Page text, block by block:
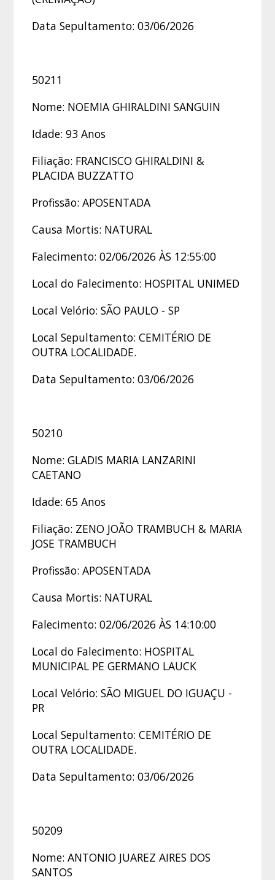
Data Sepultamento: 03/06/2026
50211
Nome: NOEMIA GHIRALDINI SANGUIN
Idade: 93 Anos
Filiação: FRANCISCO GHIRALDINI &
PLACIDA BUZZATTO
Profissão: APOSENTADA
Causa Mortis: NATURAL
Falecimento: 02/06/2026 ÀS 12:55:00
Local do Falecimento: HOSPITAL UNIMED
Local Velório: SÃO PAULO - SP
Local Sepultamento: CEMITÉRIO DE
OUTRA LOCALIDADE.
Data Sepultamento: 03/06/2026
50210
Nome: GLADIS MARIA LANZARINI
CAETANO
Idade: 65 Anos
Filiação: ZENO JOÃO TRAMBUCH & MARIA
JOSE TRAMBUCH
Profissão: APOSENTADA
Causa Mortis: NATURAL
Falecimento: 02/06/2026 ÀS 14:10:00
Local do Falecimento: HOSPITAL
MUNICIPAL PE GERMANO LAUCK
Local Velório: SÃO MIGUEL DO IGUAÇU -
PR
Local Sepultamento: CEMITÉRIO DE
OUTRA LOCALIDADE.
Data Sepultamento: 03/06/2026
50209
Nome: ANTONIO JUAREZ AIRES DOS
SANTOS